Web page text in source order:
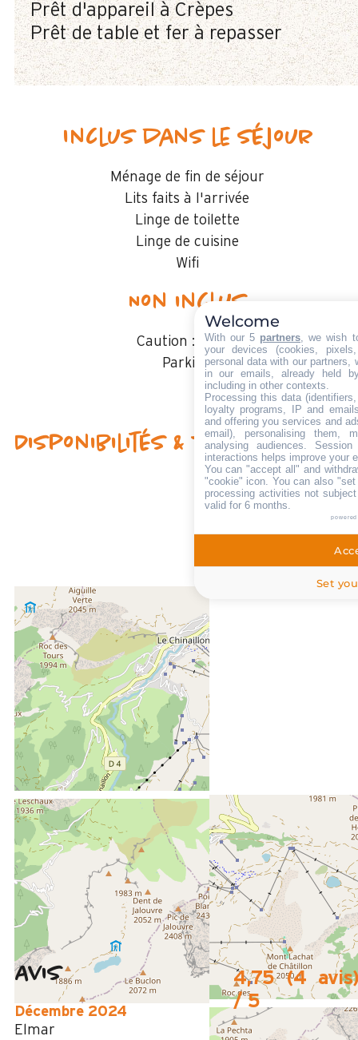
Prêt d'appareil à Crèpes
Prêt de table et fer à repasser
Inclus dans le séjour
Ménage de fin de séjour
Lits faits à l'arrivée
Linge de toilette
Linge de cuisine
Wifi
Non inclus
Caution :
500 €
Parking
Disponibilités & Tarifs
SITUÉ À :
0m
du centre du Grand-Bornand Chinaillon
50m
de l'arrêt navette en été
Avis
4,75
/ 5
(4 avis
Décembre 2024
Elmar
Welcome
With our 5 partners, we wish
your devices (cookies,
personal data with our partners,
in our emails, already held
including in other contexts.
Processing this data
loyalty programs, IP and
and offering you services and
email), personalising them,
analysing audiences.
interactions helps improve your
You can "accept all" and
"cookie" icon. You can also
processing activities not
valid for 6 months.
Set